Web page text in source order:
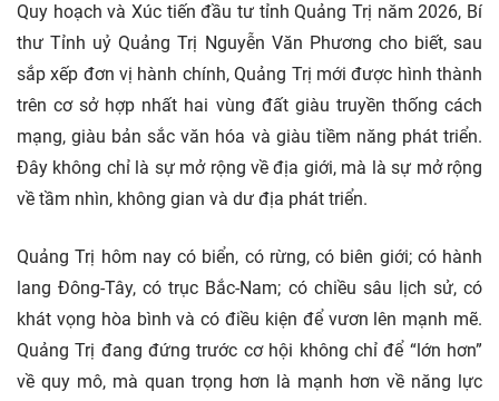
Quy hoạch và Xúc tiến đầu tư tỉnh Quảng Trị năm 2026, Bí
thư Tỉnh uỷ Quảng Trị Nguyễn Văn Phương cho biết, sau
sắp xếp đơn vị hành chính, Quảng Trị mới được hình thành
trên cơ sở hợp nhất hai vùng đất giàu truyền thống cách
mạng, giàu bản sắc văn hóa và giàu tiềm năng phát triển.
Đây không chỉ là sự mở rộng về địa giới, mà là sự mở rộng
về tầm nhìn, không gian và dư địa phát triển.
Quảng Trị hôm nay có biển, có rừng, có biên giới; có hành
lang Đông-Tây, có trục Bắc-Nam; có chiều sâu lịch sử, có
khát vọng hòa bình và có điều kiện để vươn lên mạnh mẽ.
Quảng Trị đang đứng trước cơ hội không chỉ để “lớn hơn”
về quy mô, mà quan trọng hơn là mạnh hơn về năng lực